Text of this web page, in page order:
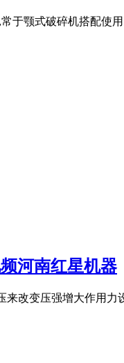
于颚式破碎机搭配
河南红星机器
改变压强增大作用